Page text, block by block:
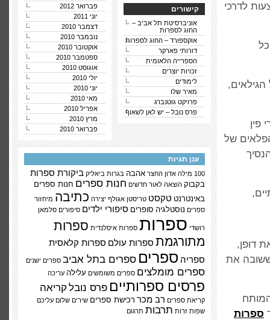
לדרכי
פין
מארץ עוץ (1900), מסע הפלאים של
(1911), פיטר פן (1911), פו הדב (1926), הנסיך
דופן,
ששובה את
ספרות
קישורים
אוניברסיטת תל אביב –
החוג לספרות
אוקספורד – החוג לספרות
דורותי פארקר
הספרייה הלאומית
זכויות יוצרים
לימודים
מאיר שלו
פרויקט גוטנברג
פרס נובל – יש לאן לשאוף
פברואר 2012
יוני 2011
דצמבר 2010
נובמבר 2010
אוקטובר 2010
ספטמבר 2010
אוגוסט 2010
יולי 2010
יוני 2010
מאי 2010
אפריל 2010
מרץ 2010
פברואר 2010
ענן תגיות
100 מילה אדון החצר אהבה בגרות ביאליק ביקורת ספרות
בקבוק הוצאה לאור חדשים חנות ספרים חנות ספרים
באינטרנט טקסט טריסטן אגולף יצירה כתיבה מיחזור
ספרים נוסטלגיה סופרים סיפורי ילדים סיפורים סלמאן
רושדי ספרות ספרות איסלנדית ספרות
מתורגמת ספרות עולם ספרות קלאסית
ספריה ספרים ספרים בתל אביב ספרים ישנים
ספרים מומלצים ספרים משומשים עלילה עריכה
פרסים ספרותיים פרס נובל קריאה
קריאת ספרים רב מכר רכישת ספרים שירים שלום עליכם
שפות זרות תרבות תרגום